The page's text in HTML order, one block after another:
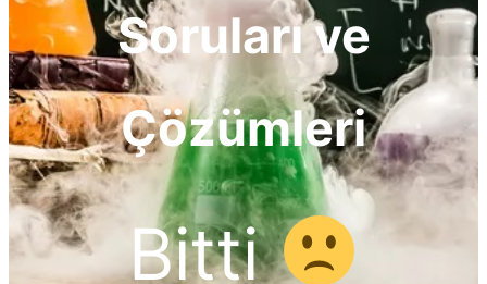
Soruları ve
Çözümleri
Bitti